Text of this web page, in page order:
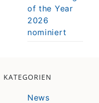
of the Year
2026
nominiert
KATEGORIEN
News